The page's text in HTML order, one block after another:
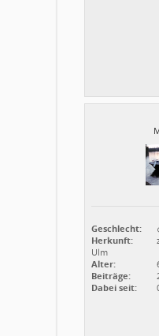
Geschlecht:
Herkunft:
Ulm
Alter:
Beiträge:
Dabei seit: